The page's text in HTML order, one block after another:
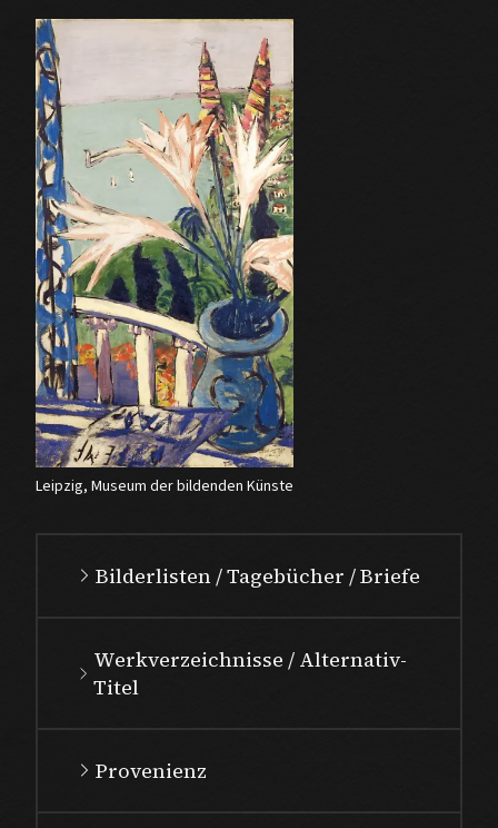
Leipzig, Museum der bildenden Künste
Bilderlisten / Tagebücher / Briefe
Werkverzeichnisse / Alternativ-
Titel
Provenienz